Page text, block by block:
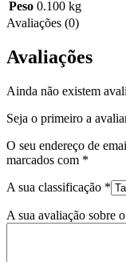
Peso 0.100 kg
Avaliações (0)
Avaliações
Ainda não existem
Seja o primeiro a
O seu endereço de
marcados com *
A sua classificação *
A sua avaliação sobre